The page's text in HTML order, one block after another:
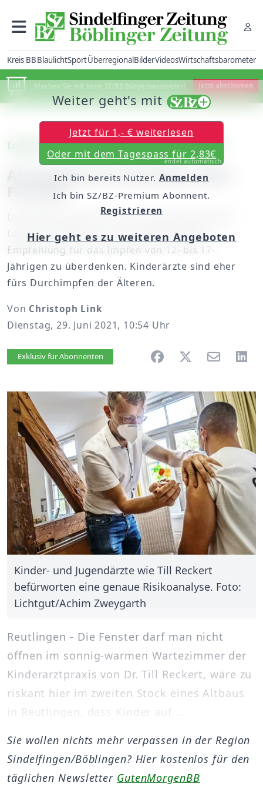
Kreis BBBlaulichtSportÜberregionalBilderVideosWirtschaftsbarometer
Machen Sie mit beim SZ/BZ-Bürgerbarometer! Jetzt abstimmen
Impfen von Kindern und Jugendlichen?
Als Kinderarzt zwischen allen
Fronten
Die Politik macht Druck: Karl Lauterbach (SPD)
fordert die Stiko auf, ihre eingeschränkte
Empfehlung für das Impfen von 12- bis 17-
Jährigen zu überdenken. Kinderärzte sind eher
fürs Durchimpfen der Älteren.
Von Christoph Link
Dienstag, 29. Juni 2021, 10:54 Uhr
Artikel vorlesen
Exklusiv für Abonnenten
Kinder- und Jugendärzte wie Till Reckert
befürworten eine genaue Risikoanalyse. Foto:
Lichtgut/Achim Zweygarth
Reutlingen - Die Fenster darf man nicht
öffnen im sonnig-warmen Wartezimmer der
Kinderarztpraxis von Dr. Till Reckert, wäre zu
riskant hier im zweiten Stock eines Altbaus
in Reutlingen, dass Kinder auf ...
Weiter geht's mit
Jetzt für 1,- € weiterlesen
Oder mit dem Tagespass für 2,83€
endet automatisch
Ich bin bereits Nutzer. Anmelden
Ich bin SZ/BZ-Premium Abonnent.
Registrieren
Hier geht es zu weiteren Angeboten
Sie wollen nichts mehr verpassen in der Region
Sindelfingen/Böblingen? Hier kostenlos für den
täglichen Newsletter GutenMorgenBB